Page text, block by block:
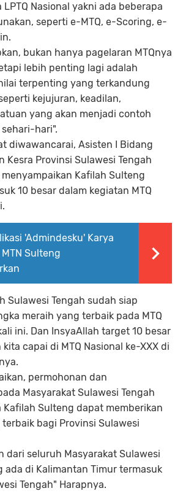
Nasional yakni ada beberapa
seperti e-MTQ, e-Scoring, e-
bukan hanya pagelaran MTQnya
lebih penting lagi adalah
terpenting yang terkandung
kejujuran, keadilan,
yang akan menjadi contoh
hari".
diwawancarai, Asisten I Bidang
Kesra Provinsi Sulawesi Tengah
Kafilah Sulteng
10 besar dalam kegiatan MTQ
'Admindesku' Karya
Sulteng
Sulawesi Tengah sudah siap
meraih yang terbaik pada MTQ
ini. Dan InsyaAllah target 10 besar
capai di MTQ Nasional ke-XXX di
permohonan dan
Masyarakat Sulawesi Tengah
Kafilah Sulteng dapat memberikan
bagi Provinsi Sulawesi
dari seluruh Masyarakat Sulawesi
ada di Kalimantan Timur termasuk
Tengah" Harapnya.